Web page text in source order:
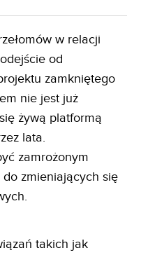
w relacji
od
zamkniętego
nie jest już
żywą platformą
lata.
zamrożonym
zmieniających się
takich jak